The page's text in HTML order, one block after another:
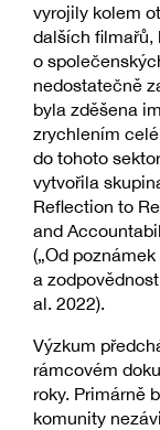
vyrojily kolem
dalších filmařů,
o
nedostatečně
byla zděšena
zrychlením
do tohoto
vytvořila
Reflection to
and
(„Od
a
al. 2022).
Výzkum
rámcovém
roky. Primárně
komunity